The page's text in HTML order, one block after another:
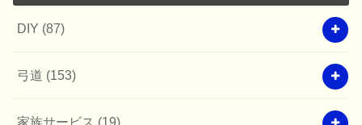
DIY (87)
弓道 (153)
家族サービス (19)